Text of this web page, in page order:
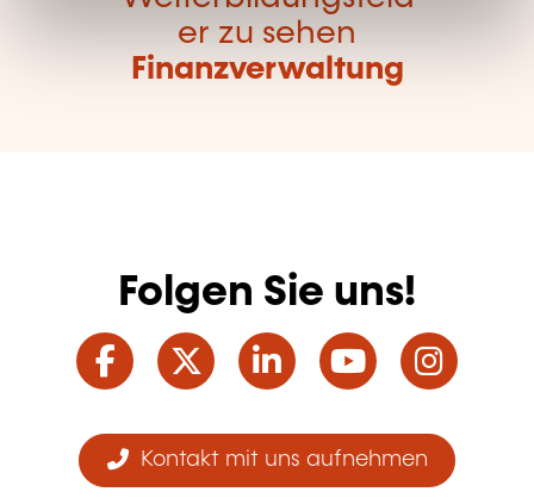
er zu sehen
Finanzverwaltung
Folgen Sie uns!
Facebook
TwitterLinkedInYouTube
Kontakt mit uns aufnehmen